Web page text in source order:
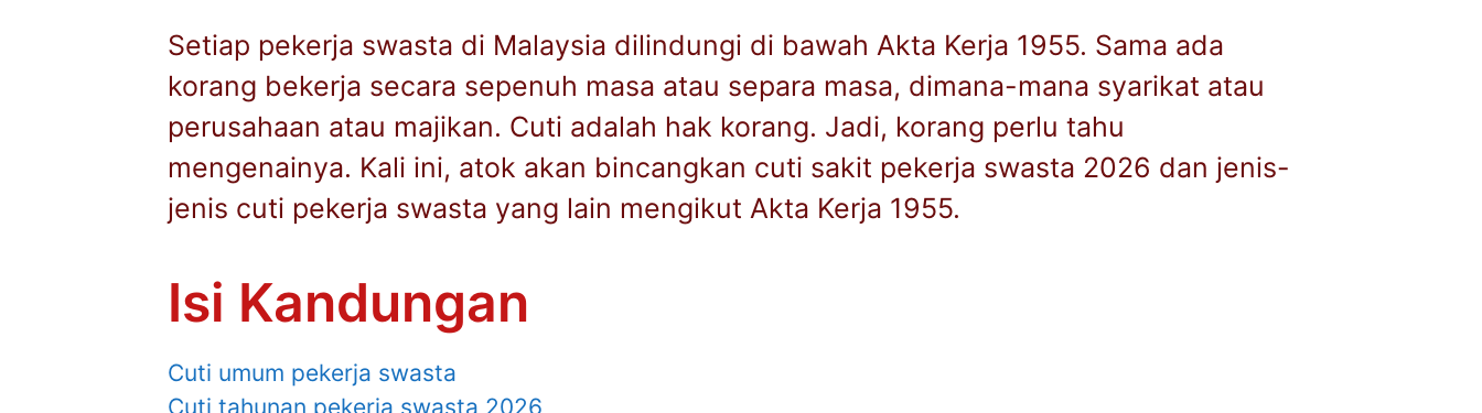
Setiap pekerja swasta di Malaysia dilindungi di bawah Akta Kerja 1955. Sama ada
korang bekerja secara sepenuh masa atau separa masa, dimana-mana syarikat atau
perusahaan atau majikan. Cuti adalah hak korang. Jadi, korang perlu tahu
mengenainya. Kali ini, atok akan bincangkan cuti sakit pekerja swasta 2026 dan jenis-
jenis cuti pekerja swasta yang lain mengikut Akta Kerja 1955.
Isi Kandungan
Cuti umum pekerja swasta
Cuti tahunan pekerja swasta 2026